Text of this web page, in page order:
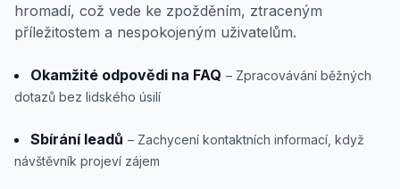
hromadí, což vede ke zpožděním, ztraceným
příležitostem a nespokojeným uživatelům.
Okamžité odpovědi na FAQ – Zpracovávání běžných
dotazů bez lidského úsilí
Sbírání leadů – Zachycení kontaktních informací, když
návštěvník projeví zájem